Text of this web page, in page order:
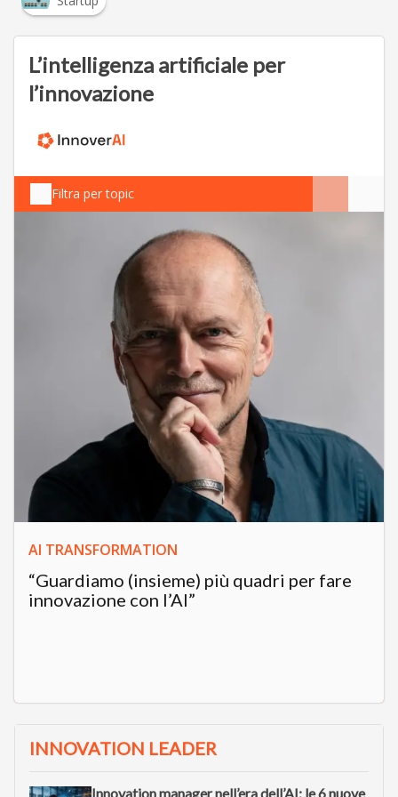
L’intelligenza artificiale per
l’innovazione
Filtra per topic
AI TRANSFORMATION
“Guardiamo (insieme) più quadri per fare
innovazione con l’AI”
INNOVATION LEADER
Innovation manager nell’era dell’AI: le 6 nuove